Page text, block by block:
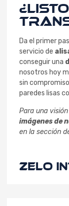
Da el primer
servicio de
conseguir una
nosotros hoy
sin
paredes lisas
Para una
imágenes de
en la sección
ZELO